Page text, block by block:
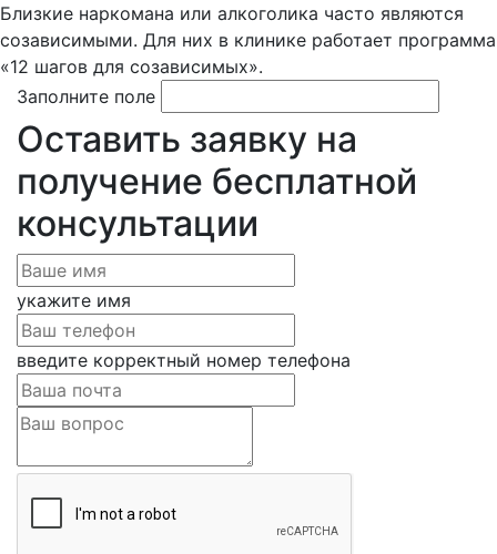
Близкие наркомана или алкоголика часто являются
созависимыми. Для них в клинике работает программа
«12 шагов для созависимых».
Заполните поле
Оставить заявку на
получение бесплатной
консультации
укажите имя
введите корректный номер телефона